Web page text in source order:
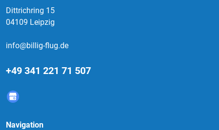
Dittrichring 15
04109 Leipzig
info@billig-flug.de
+49 341 221 71 507
Navigation